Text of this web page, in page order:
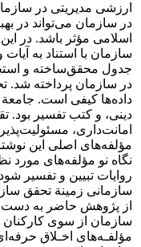
ارزشی مدیریتی در
در سازمان می‌تواند در
اسلامی مؤثر باشد. در
سازمان با استناد به
جدول محقق‌ساخته و
در سازمان پرداخته شد.
داده‌ها کیفی است.
دینی، و کتب تفسیر بود.
اﻣﺎﻧﺖ‌داری،
مؤلفه‌های اصلی این
نگاه نو مؤلفه‌های مورد
روایات تبیین و تفسیر
سازمانی زمینة تحقق
از ﭘﮋوﻫﺶ ﺣﺎﺿﺮ ﺑﻪ دﺳﺖ
ﺳﺎزﻣﺎن از سوی ﮐﺎرﮐﻨﺎن
ﻣﺆﻟﻔـﻪ‌های اﺧـﻼق